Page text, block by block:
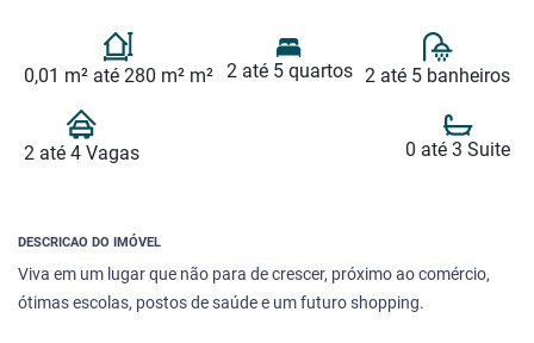
0,01 m² até 280 m² m² 2 até 5 quartos 2 até 5 banheiros
2 até 4 Vagas 0 até 3 Suite
DESCRICAO DO IMÓVEL
Viva em um lugar que não para de crescer, próximo ao comércio,
ótimas escolas, postos de saúde e um futuro shopping.